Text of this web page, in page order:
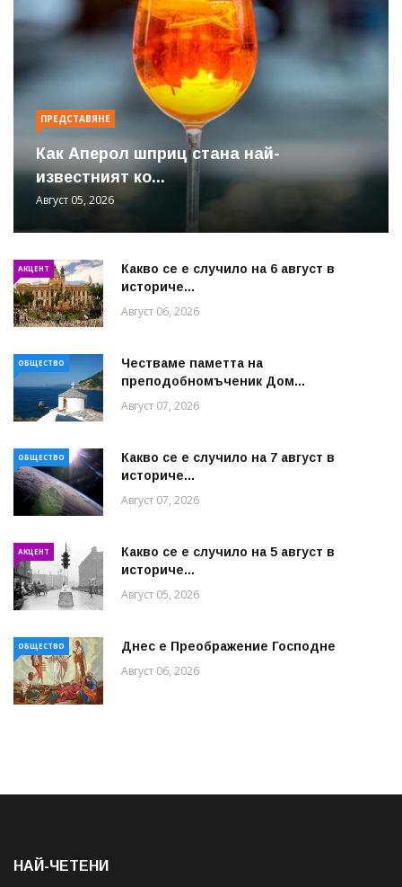
ПРЕДСТАВЯНЕ
Как Аперол шприц стана най-
известният ко...
Август 05, 2026
АКЦЕНТ
Какво се е случило на 6 август в
историче...
Август 06, 2026
ОБЩЕСТВО
Честваме паметта на
преподобномъченик Дом...
Август 07, 2026
ОБЩЕСТВО
Какво се е случило на 7 август в
историче...
Август 07, 2026
АКЦЕНТ
Какво се е случило на 5 август в
историче...
Август 05, 2026
ОБЩЕСТВО Днес е Преображение Господне
Август 06, 2026
НАЙ-ЧЕТЕНИ